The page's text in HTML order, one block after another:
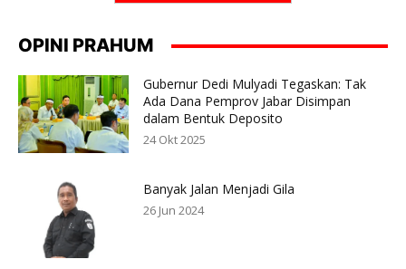
OPINI PRAHUM
Gubernur Dedi Mulyadi Tegaskan: Tak
Ada Dana Pemprov Jabar Disimpan
dalam Bentuk Deposito
24 Okt 2025
Banyak Jalan Menjadi Gila
26 Jun 2024